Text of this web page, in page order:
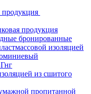
продукция
продукция
бронированные
изоляцией
из сшитого
пропитанной